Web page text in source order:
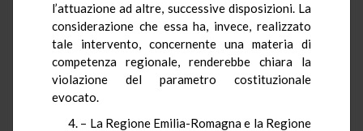
l’attuazione ad altre, successive disposizioni. La
considerazione che essa ha, invece, realizzato
tale intervento, concernente una materia di
competenza regionale, renderebbe chiara la
violazione del parametro costituzionale
evocato.
4. – La Regione Emilia-Romagna e la Regione